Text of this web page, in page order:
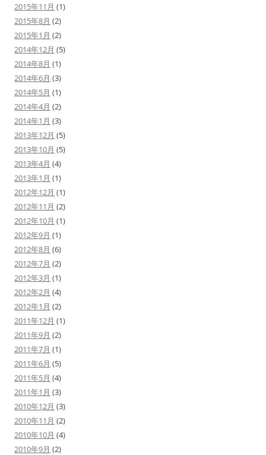
2015年11月 (1)
2015年8月 (2)
2015年1月 (2)
2014年12月 (5)
2014年8月 (1)
2014年6月 (3)
2014年5月 (1)
2014年4月 (2)
2014年1月 (3)
2013年12月 (5)
2013年10月 (5)
2013年4月 (4)
2013年1月 (1)
2012年12月 (1)
2012年11月 (2)
2012年10月 (1)
2012年9月 (1)
2012年8月 (6)
2012年7月 (2)
2012年3月 (1)
2012年2月 (4)
2012年1月 (2)
2011年12月 (1)
2011年9月 (2)
2011年7月 (1)
2011年6月 (5)
2011年5月 (4)
2011年1月 (3)
2010年12月 (3)
2010年11月 (2)
2010年10月 (4)
2010年9月 (2)